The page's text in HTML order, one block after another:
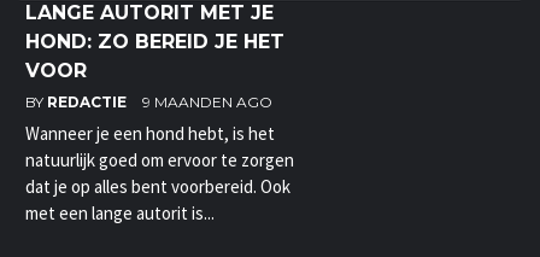
LANGE AUTORIT MET JE
HOND: ZO BEREID JE HET
VOOR
BY REDACTIE 9 MAANDEN AGO
Wanneer je een hond hebt, is het
natuurlijk goed om ervoor te zorgen
dat je op alles bent voorbereid. Ook
met een lange autorit is...